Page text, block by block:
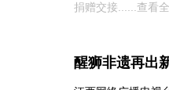
捐赠交接...... 查看
醒狮非遗再出